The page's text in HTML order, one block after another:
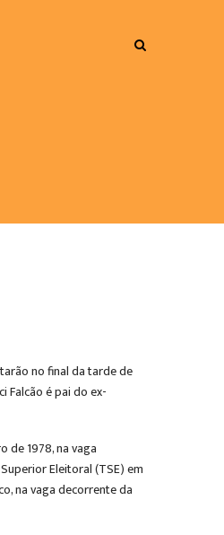
no final da tarde de
Falcão é pai do ex-
de 1978, na vaga
Eleitoral (TSE) em
na vaga decorrente da